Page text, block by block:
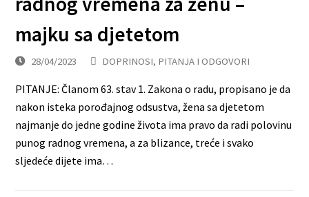
majku sa djetetom
28/04/2023 DOPRINOSI, PITANJA I ODGOVORI
PITANJE: Članom 63. stav 1. Zakona o radu, propisano je da
nakon isteka porođajnog odsustva, žena sa djetetom
najmanje do jedne godine života ima pravo da radi polovinu
punog radnog vremena, a za blizance, treće i svako
sljedeće dijete ima…